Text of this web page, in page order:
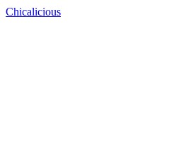
Chicalicious